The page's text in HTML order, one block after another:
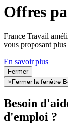
Offres
France Travail
vous proposant
En savoir plus
Fermer
× Fermer la fenêtre
Besoin
d'emploi ?